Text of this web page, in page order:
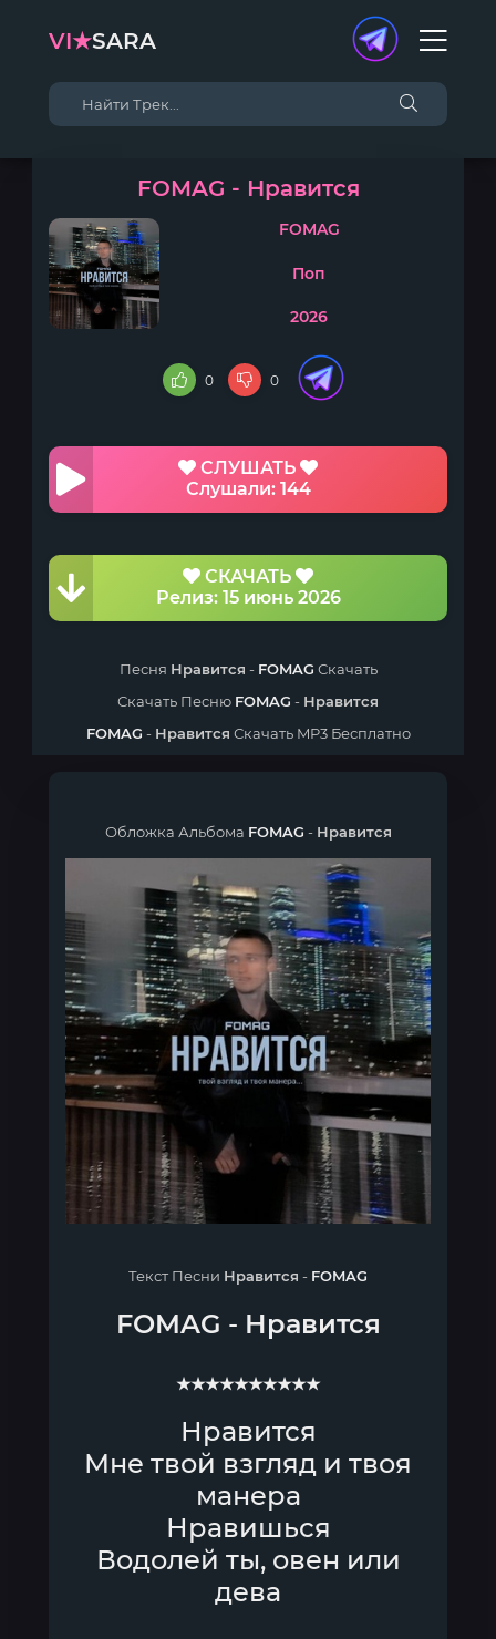
VI★SARA
FOMAG - Нравится
FOMAG
Поп
2026
0 0
СЛУШАТЬ
Слушали: 144
СКАЧАТЬ
Релиз: 15 июнь 2026
Песня Нравится - FOMAG Скачать
Скачать Песню FOMAG - Нравится
FOMAG - Нравится Скачать MP3 Бесплатно
Обложка Альбома FOMAG - Нравится
Текст Песни Нравится - FOMAG
FOMAG - Нравится
★★★★★★★★★★
Нравится
Мне твой взгляд и твоя
манера
Нравишься
Водолей ты, овен или
дева